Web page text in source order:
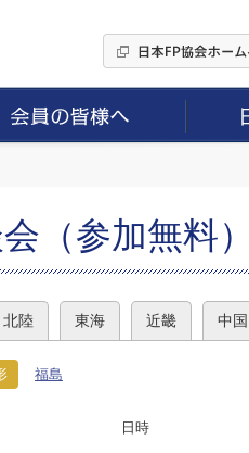
（参加無料）
北陸 東海 近畿 中
福島
日時